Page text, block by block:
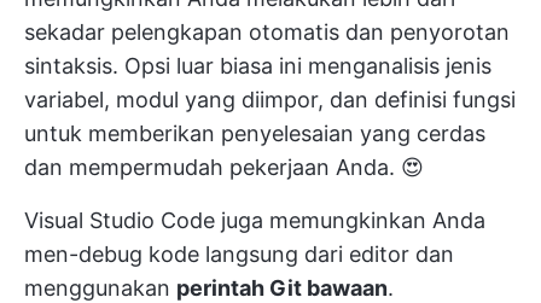
sekadar pelengkapan otomatis dan penyorotan
sintaksis. Opsi luar biasa ini menganalisis jenis
variabel, modul yang diimpor, dan definisi fungsi
untuk memberikan penyelesaian yang cerdas
dan mempermudah pekerjaan Anda. 😍
Visual Studio Code juga memungkinkan Anda
men-debug kode langsung dari editor dan
menggunakan perintah Git bawaan.